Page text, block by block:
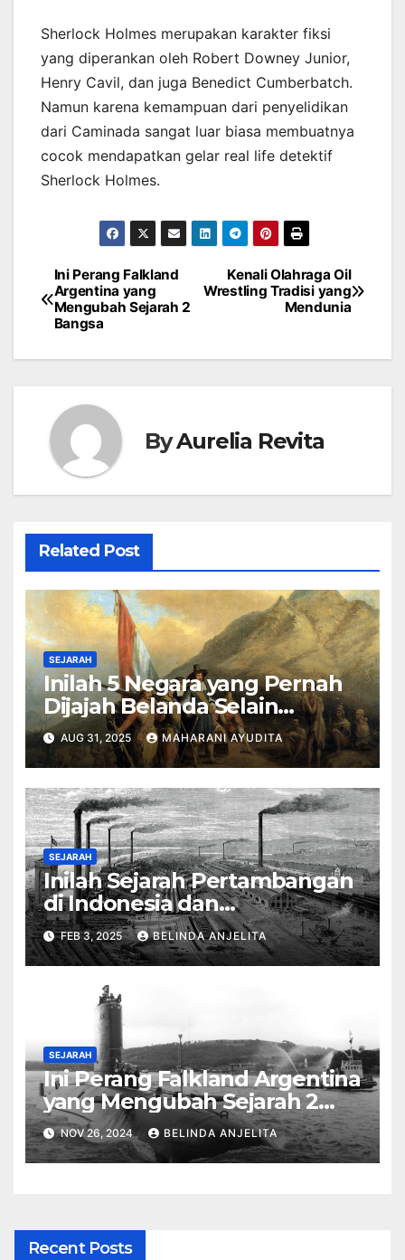
Sherlock Holmes merupakan karakter fiksi
yang diperankan oleh Robert Downey Junior,
Henry Cavil, dan juga Benedict Cumberbatch.
Namun karena kemampuan dari penyelidikan
dari Caminada sangat luar biasa membuatnya
cocok mendapatkan gelar real life detektif
Sherlock Holmes.
Post
navigation
Kenali Olahraga Oil
Wrestling Tradisi yang
Mendunia
Ini Perang Falkland
Argentina yang
Mengubah Sejarah 2
Bangsa
ByAurelia Revita
Related Post
SEJARAH
Inilah 5 Negara yang Pernah
Dijajah Belanda Selain
Indonesia
AUG 31, 2025 MAHARANI AYUDITA
SEJARAH
Inilah Sejarah Pertambangan
di Indonesia dan
Perkembangannya
FEB 3, 2025 BELINDA ANJELITA
SEJARAH
Ini Perang Falkland Argentina
yang Mengubah Sejarah 2
Bangsa
NOV 26, 2024 BELINDA ANJELITA
Recent Posts